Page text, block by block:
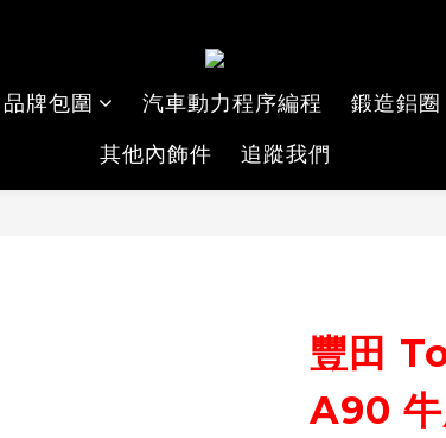
品牌包圍 汽車動力程序編程 鍛造鋁圈
其他內飾件
追蹤我們
豐田
A90 牛